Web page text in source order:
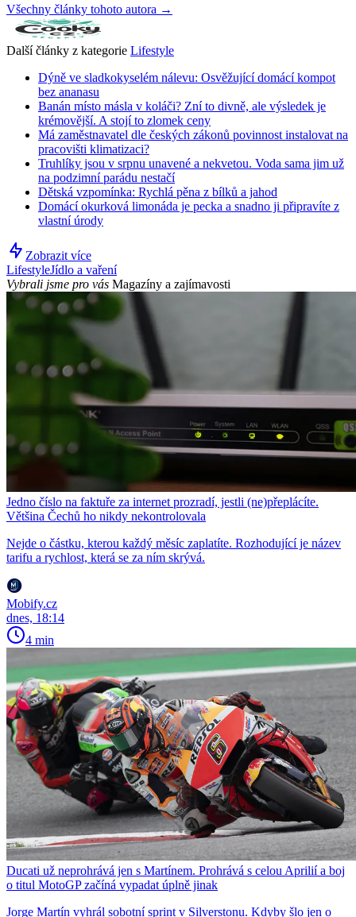
Všechny články tohoto autora →
Další články z kategorie Lifestyle
Dýně ve sladkokyselém nálevu: Osvěžující domácí kompot
bez ananasu
Banán místo másla v koláči? Zní to divně, ale výsledek je
krémovější. A stojí to zlomek ceny
Má zaměstnavatel dle českých zákonů povinnost instalovat na
pracovišti klimatizaci?
Truhlíky jsou v srpnu unavené a nekvetou. Voda sama jim už
na podzimní parádu nestačí
Dětská vzpomínka: Rychlá pěna z bílků a jahod
Domácí okurková limonáda je pecka a snadno ji připravíte z
vlastní úrody
Zobrazit více
LifestyleJídlo a vaření
Vybrali jsme pro vás Magazíny a zajímavosti
Jedno číslo na faktuře za internet prozradí, jestli (ne)přeplácíte.
Většina Čechů ho nikdy nekontrolovala
Nejde o částku, kterou každý měsíc zaplatíte. Rozhodující je název
tarifu a rychlost, která se za ním skrývá.
Mobify.cz
dnes, 18:14
4 min
Ducati už neprohrává jen s Martínem. Prohrává s celou Aprilií a boj
o titul MotoGP začíná vypadat úplně jinak
Jorge Martín vyhrál sobotní sprint v Silverstonu. Kdyby šlo jen o